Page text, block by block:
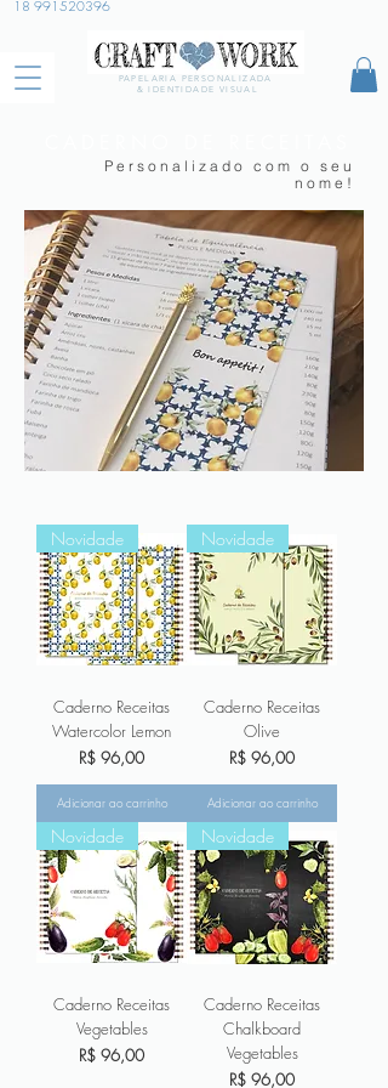
18 991520396
PAPELARIA PERSONALIZADA
& IDENTIDADE VISUAL
Personalizado com o seu
nome!
Novidade
Caderno Receitas
Watercolor Lemon
Preço
R$ 96,00
Adicionar ao carrinho
Novidade
Caderno Receitas
Olive
Preço
R$ 96,00
Adicionar ao carrinho
Novidade
Caderno Receitas
Vegetables
Preço
R$ 96,00
Novidade
Caderno Receitas
Chalkboard
Vegetables
Preço
R$ 96,00